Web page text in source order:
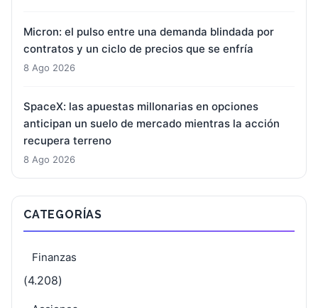
Micron: el pulso entre una demanda blindada por
contratos y un ciclo de precios que se enfría
8 Ago 2026
SpaceX: las apuestas millonarias en opciones
anticipan un suelo de mercado mientras la acción
recupera terreno
8 Ago 2026
CATEGORÍAS
Finanzas
(4.208)